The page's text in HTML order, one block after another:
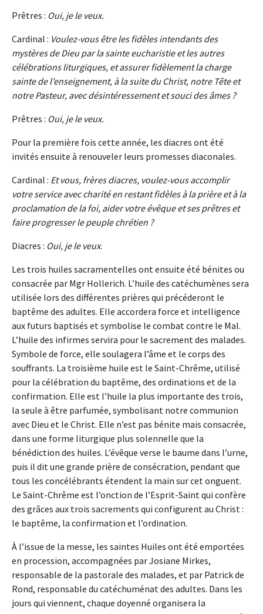
Prêtres : Oui, je le veux.
Cardinal : Voulez-vous être les fidèles intendants des
mystères de Dieu par la sainte eucharistie et les autres
célébrations liturgiques, et assurer fidèlement la charge
sainte de l’enseignement, à la suite du Christ, notre Tête et
notre Pasteur, avec désintéressement et souci des âmes ?
Prêtres : Oui, je le veux.
Pour la première fois cette année, les diacres ont été
invités ensuite à renouveler leurs promesses diaconales.
Cardinal : Et vous, frères diacres, voulez-vous accomplir
votre service avec charité en restant fidèles à la prière et à la
proclamation de la foi, aider votre évêque et ses prêtres et
faire progresser le peuple chrétien ?
Diacres : Oui, je le veux.
Les trois huiles sacramentelles ont ensuite été bénites ou
consacrée par Mgr Hollerich. L’huile des catéchumènes sera
utilisée lors des différentes prières qui précéderont le
baptême des adultes. Elle accordera force et intelligence
aux futurs baptisés et symbolise le combat contre le Mal.
L’huile des infirmes servira pour le sacrement des malades.
Symbole de force, elle soulagera l’âme et le corps des
souffrants. La troisième huile est le Saint-Chrême, utilisé
pour la célébration du baptême, des ordinations et de la
confirmation. Elle est l’huile la plus importante des trois,
la seule à être parfumée, symbolisant notre communion
avec Dieu et le Christ. Elle n’est pas bénite mais consacrée,
dans une forme liturgique plus solennelle que la
bénédiction des huiles. L’évêque verse le baume dans l’urne,
puis il dit une grande prière de consécration, pendant que
tous les concélébrants étendent la main sur cet onguent.
Le Saint-Chrême est l’onction de l’Esprit-Saint qui confère
des grâces aux trois sacrements qui configurent au Christ :
le baptême, la confirmation et l’ordination.
À l’issue de la messe, les saintes Huiles ont été emportées
en procession, accompagnées par Josiane Mirkes,
responsable de la pastorale des malades, et par Patrick de
Rond, responsable du catéchuménat des adultes. Dans les
jours qui viennent, chaque doyenné organisera la